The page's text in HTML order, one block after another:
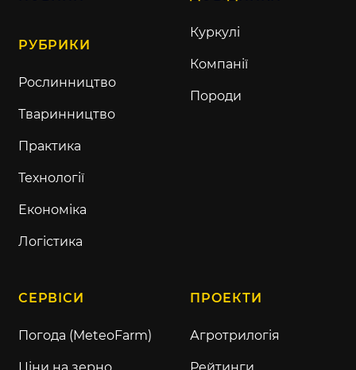
РУБРИКИ
Рослинництво
Тваринництво
Практика
Технології
Економіка
Логістика
Куркулі
Компанії
Породи
СЕРВІСИ
Погода (MeteoFarm)
ПРОЕКТИ
Агротрилогія